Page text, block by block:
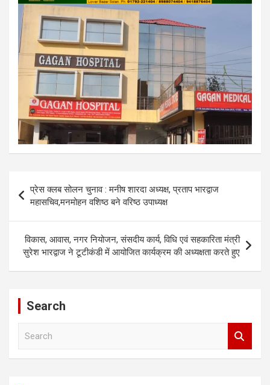
Post
navigation
प्रेस क्लब सोलन चुनाव : मनीष शारदा अध्यक्ष, प्रताप भारद्वाज
महासचिव,मनमोहन वशिष्ठ बने वरिष्ठ उपाध्यक्ष
विकास, आवास, नगर नियोजन, संसदीय कार्य, विधि एवं सहकारिता मंत्री
सुरेश भारद्वाज ने टूटीकंडी में आयोजित कार्यक्रम की अध्यक्षता करते हुए
Search